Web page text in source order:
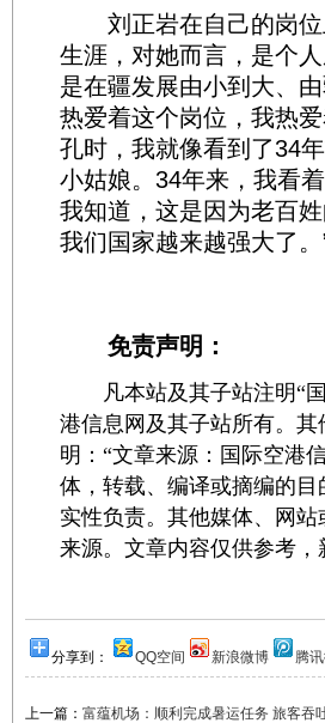
刘正岩在自己的岗位
生涯，对她而言，是个
是在疆发展由小到大、
热爱着这个岗位，我热
孔时，我就像看到了34
小姑娘。34年来，我看
我知道，这是因为老百
我们国家越来越强大了。
免责声明：
凡本站及其子站注明“国
港信息网及其子站所有。
明：“文章来源：国际空港
体，转载、编译或摘编的
实性负责。其他媒体、网
来源。文章内容仅供参考，
分享到： QQ空间 新浪微博 腾
上一篇： 富蕴机场：顺利完成暑运任务 旅客吞